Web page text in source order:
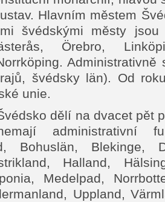
Hlavním městem
švédskými městy jsou
Örebro,
švédsky län). Od
unie.
dělí na dvacet pět
administrativní
Bohuslän, Blekinge,
Halland,
Medelpad,
Uppland,